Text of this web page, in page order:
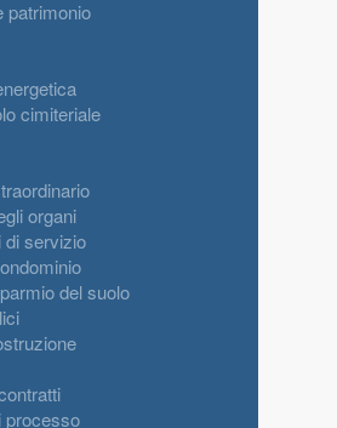
patrimonio
cimiteriale
organi
di servizio
del suolo
processo